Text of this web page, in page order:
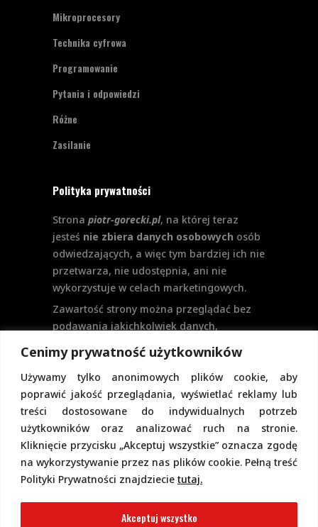
Cenimy prywatność użytkowników
Używamy tylko anonimowych plików cookie, aby
poprawić jakość przeglądania, wyświetlać reklamy lub
treści dostosowane do indywidualnych potrzeb
użytkowników oraz analizować ruch na stronie.
Kliknięcie przycisku „Akceptuj wszystkie” oznacza zgodę
na wykorzystywanie przez nas plików cookie. Pełną treść
Polityki Prywatności znajdziecie tutaj.
Akceptuj wszystko
Mikroprocesory
Technika cyfrowa
Programowanie
Pytania i odpowiedzi
Różne
Zasilanie
Polityka prywatności
Strona piotr-gorecki.pl, na której teraz
jesteś nie zbiera danych osobowych osób
odwiedzających, a więc tym bardziej ich nie
przetwarza, nie udostępnia, ani nie
wykorzystuje w celach marketingowych.
Zawartość strony można przeglądać bez
podawania jakichkolwiek danych,
logowanie. Aktualnie na stronie nie
przewiduje się formularzy kontaktowych
ani systemu komentarzy, co wiązałoby się
z udostępnianiem i przetwarzaniem
danych osobowych.
Pełną politykę prywatności znajdziecie
pod tym linkiem.
Polityka Cookies